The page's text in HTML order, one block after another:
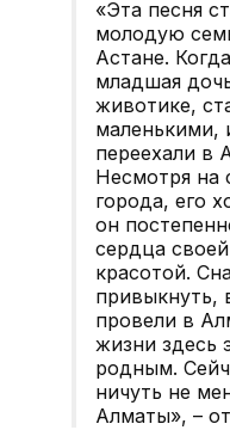
«Эта песня
молодую
Астане.
младшая
животике,
маленькими,
переехали в
Несмотря на
города, его
он
сердца
красотой.
привыкнуть,
провели в
жизни здесь
родным.
ничуть не
Алматы», –